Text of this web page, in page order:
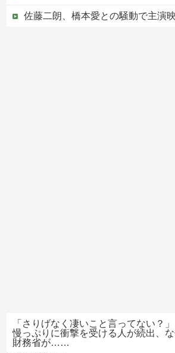
佐藤二朗、橋本愛との騒動で主演映画が
「さりげなく凄いこと言ってない？
慢っぷりに衝撃を受ける人が続出、
財務省が……